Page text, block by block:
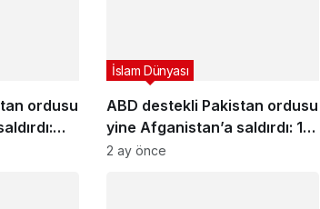
ordusu
ABD destekli Pakistan ordusu
yine Afganistan’a saldırdı: 12
sivil öldü
İslam Dünyası
2 ay önce